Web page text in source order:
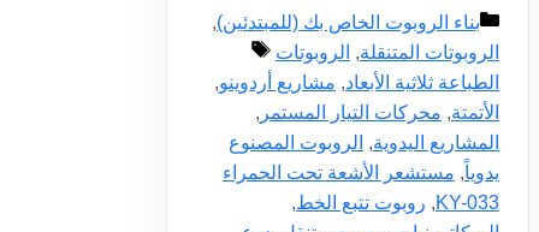
التصنيفات
بناء الروبوت الخاص بك (للمبتدئين),
الروبوتات المتنقلة, الروبوتات
الوسوم
الطباعة ثلاثية الأبعاد, مشاريع أردوينو,
الأتمتة, محركات التيار المستمر ,
المشاريع اليدوية, الروبوت المصنوع
يدوياً, مستشعر الأشعة تحت الحمراء
KY-033
, روبوت تتبع الخط,